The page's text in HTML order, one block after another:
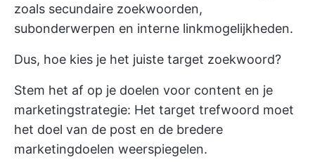
zoals secundaire zoekwoorden,
subonderwerpen en interne linkmogelijkheden.
Dus, hoe kies je het juiste target zoekwoord?
Stem het af op je doelen voor content en je
marketingstrategie: Het target trefwoord moet
het doel van de post en de bredere
marketingdoelen weerspiegelen.